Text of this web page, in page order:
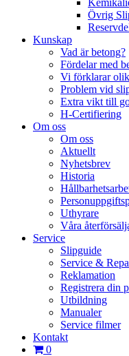
Övrig
Kunskap
Vad är betong?
Fördelar med
Vi förklarar
Problem vid
Extra vikt till
H-Certifiering
Om oss
Om oss
Aktuellt
Nyhetsbrev
Historia
Uthyrare
Våra
Service
Slipguide
Service &
Reklamation
Registrera din
Utbildning
Manualer
Service filmer
Kontakt
0